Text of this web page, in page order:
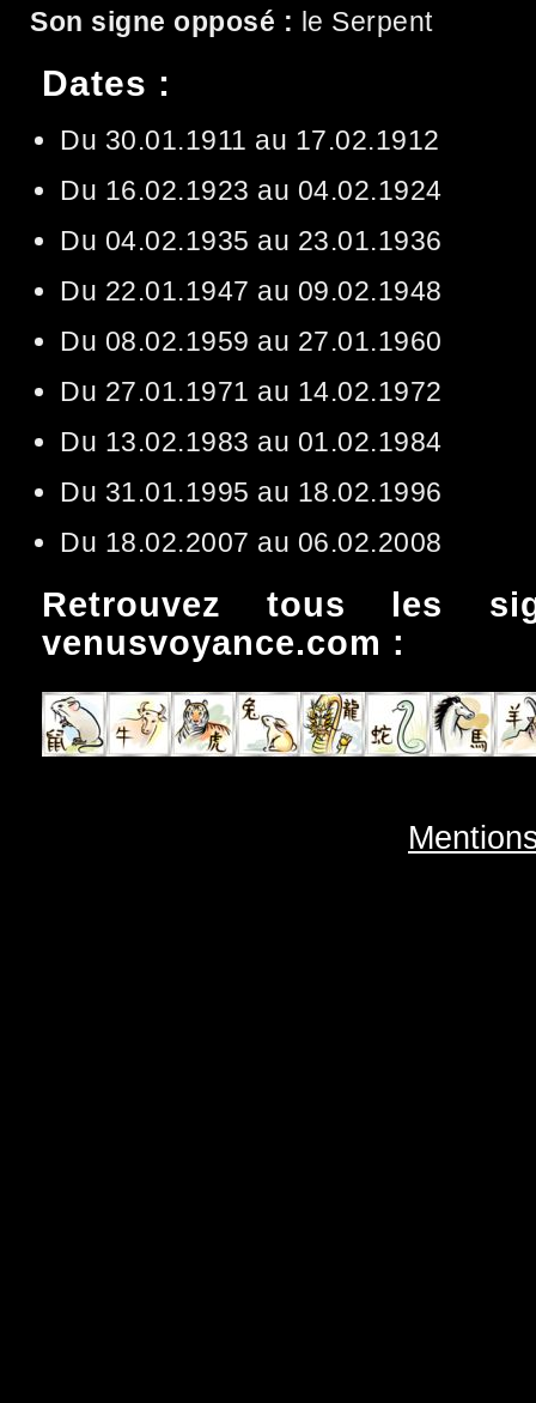
Son signe opposé : le Serpent
Dates :
Du 30.01.1911 au 17.02.1912
Du 16.02.1923 au 04.02.1924
Du 04.02.1935 au 23.01.1936
Du 22.01.1947 au 09.02.1948
Du 08.02.1959 au 27.01.1960
Du 27.01.1971 au 14.02.1972
Du 13.02.1983 au 01.02.1984
Du 31.01.1995 au 18.02.1996
Du 18.02.2007 au 06.02.2008
Retrouvez tous les
venusvoyance.com :